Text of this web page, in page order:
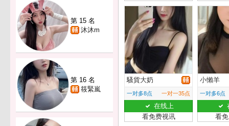
第 15 名
沐沐m
第 16 名
筱緊嵐
騷貨大奶
一对多8点 一对一35点
在线上
看免费视讯
小懶羊
一对多6点
看